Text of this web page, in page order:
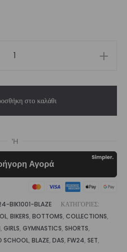
στο καλάθι
BIK1001-BLAZE
ΚΑΤΗΓΟΡΊΕΣ:
, BIKERS, BOTTOMS, COLLECTIONS,
, GIRLS, GYMNASTICS, SHORTS,
SCHOOL, BLAZE, DAS, FW24, SET,